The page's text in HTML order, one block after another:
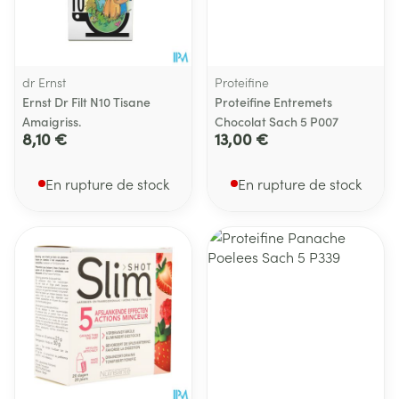
dr Ernst
Ernst Dr Filt N10 Tisane
Amaigriss.
8,10 €
En rupture de stock
Proteifine
Proteifine Entremets
Chocolat Sach 5 P007
13,00 €
En rupture de stock